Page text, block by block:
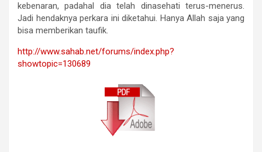
kebenaran, padahal dia telah dinasehati terus-menerus.
Jadi hendaknya perkara ini diketahui. Hanya Allah saja yang
bisa memberikan taufik.
http://www.sahab.net/forums/index.php?
showtopic=130689